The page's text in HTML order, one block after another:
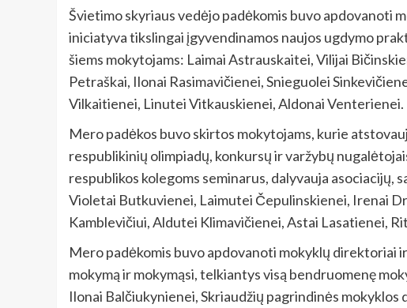
Švietimo skyriaus vedėjo padėkomis buvo apdovanoti
iniciatyva tikslingai įgyvendinamos naujos ugdymo
šiems mokytojams: Laimai Astrauskaitei, Vilijai
Petraškai, Ilonai Rasimavičienei, Snieguolei
Vilkaitienei, Linutei Vitkauskienei, Aldonai Venterienei.
Mero padėkos buvo skirtos mokytojams, kurie
respublikinių olimpiadų, konkursų ir varžybų
respublikos kolegoms seminarus, dalyvauja
Violetai Butkuvienei, Laimutei Čepulinskienei, Irenai
Kamblevičiui, Aldutei Klimavičienei, Astai Lasatienei,
Mero padėkomis buvo apdovanoti mokyklų direktoriai
mokymą ir mokymąsi, telkiantys visą bendruomenę
Ilonai Balčiukynienei, Skriaudžių pagrindinės